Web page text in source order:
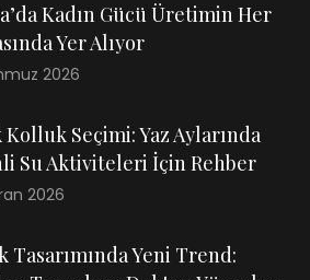
Kadın Gücü Üretimin Her
Yer Alıyor
2026
Kolluk Seçimi: Yaz Aylarında
Su Aktiviteleri İçin Rehber
2026
Tasarımında Yeni Trend: